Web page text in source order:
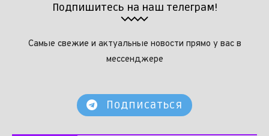
Подпишитесь на наш телеграм!
Самые свежие и актуальные новости прямо у вас в
мессенджере
Подписаться